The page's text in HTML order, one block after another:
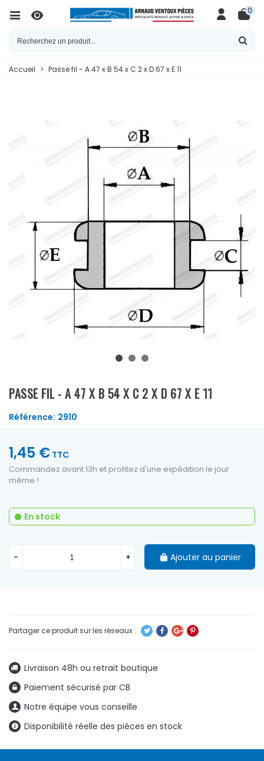
0
Accueil > Passe fil - A 47 x B 54 x C 2 x D 67 x E 11
PASSE FIL - A 47 X B 54 X C 2 X D 67 X E 11
Référence: 2910
Livraison 48h ou retrait boutique
Paiement sécurisé par CB
Notre équipe vous conseille
Disponibilité réelle des pièces en stock
1,45 € TTC
Commandez avant 13h et profitez d'une expédition le jour
même !
En stock
- + Ajouter au panier